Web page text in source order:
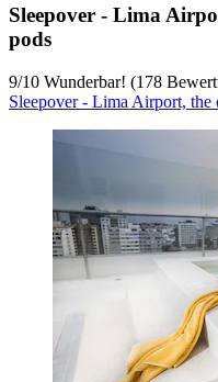
Sleepover - Lima
pods
9/10 Wunderbar! (178
Sleepover - Lima Airport, the